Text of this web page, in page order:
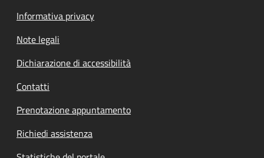
Informativa privacy
Note legali
Dichiarazione di accessibilità
Contatti
Prenotazione appuntamento
Richiedi assistenza